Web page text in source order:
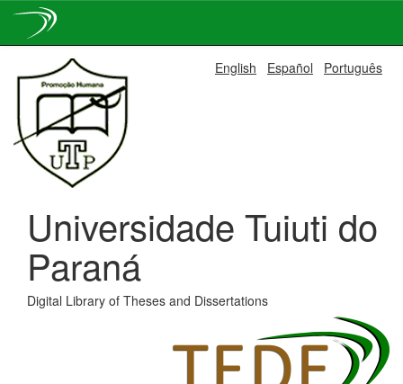
navigation
English Español Português
Universidade Tuiuti do
Paraná
Digital Library of Theses and Dissertations